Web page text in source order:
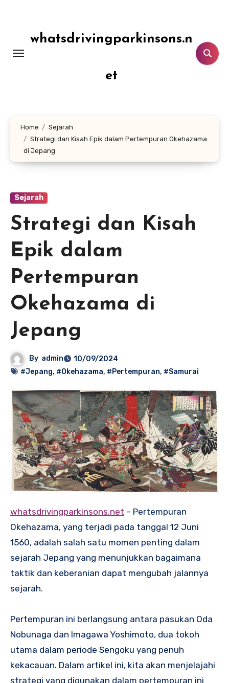
whatsdrivingparkinsons.n
et
Home
Sejarah
Strategi dan Kisah Epik dalam Pertempuran Okehazama
di Jepang
Sejarah
Strategi dan Kisah
Epik dalam
Pertempuran
Okehazama di
Jepang
By admin
10/09/2024
#Jepang, #Okehazama, #Pertempuran, #Samurai
whatsdrivingparkinsons.net – Pertempuran
Okehazama, yang terjadi pada tanggal 12 Juni
1560, adalah salah satu momen penting dalam
sejarah Jepang yang menunjukkan bagaimana
taktik dan keberanian dapat mengubah jalannya
sejarah.
Pertempuran ini berlangsung antara pasukan Oda
Nobunaga dan Imagawa Yoshimoto, dua tokoh
utama dalam periode Sengoku yang penuh
kekacauan. Dalam artikel ini, kita akan menjelajahi
strategi yang digunakan dalam pertempuran ini